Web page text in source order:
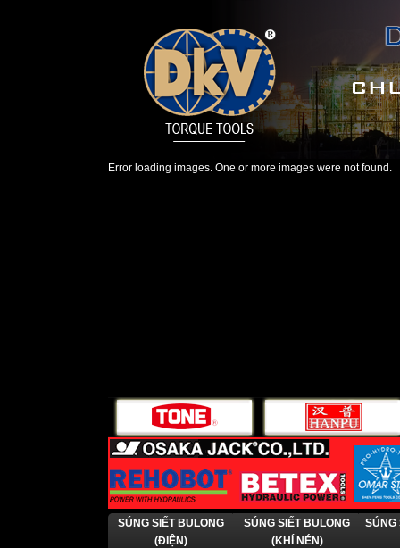
Error loading images. One or more images were not found.
SÚNG SIẾT BULONG
(ĐIỆN)
SÚNG SIẾT BULONG
(KHÍ NÉN)
SÚNG